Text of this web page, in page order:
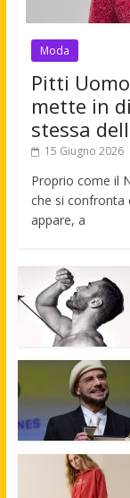
Moda
Pitti
mette in
stessa
15 Giugno 2026
Proprio come il
che si confronta
appare, a